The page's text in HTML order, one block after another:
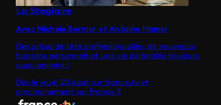
La Stagiaire
Avec Michèle Bernier et Antoine Hamel
Des prises de tête professionnelles, de nouveaux
horizons personnels et une vie de famille toujours
aussi animée !
Dès le jeudi 20 août sur france.tv et
prochainement sur France 3